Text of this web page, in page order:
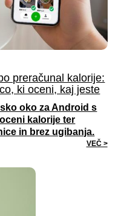
preračunal kalorije:
ki oceni, kaj jeste
oko za Android s
kalorije ter
in brez ugibanja.
VEČ >